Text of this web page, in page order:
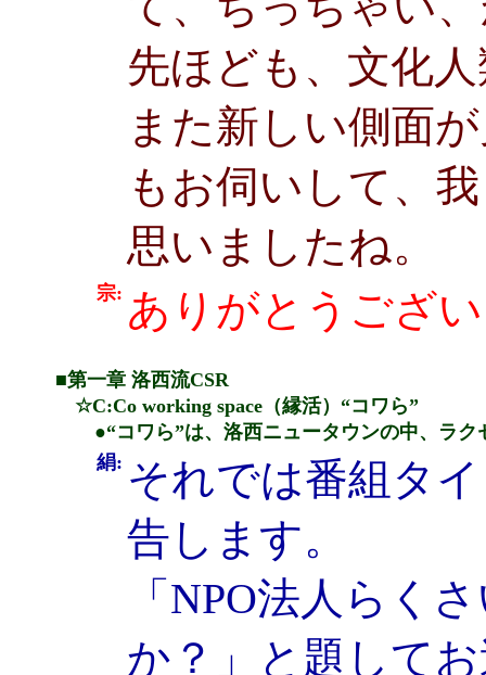
先ほども、文化
また新しい側面
もお伺いして、
思いましたね。
宗: ありがとうござ
■第一章 洛西流CSR
☆C:Co working space（縁活）“コワら”
●“コワら”は、洛西ニュータウンの中、ラク
絹: それでは番組タ
告します。
「NPO法人らく
か？」と題して